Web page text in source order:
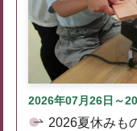
2026年07月26日～
2026夏休みも